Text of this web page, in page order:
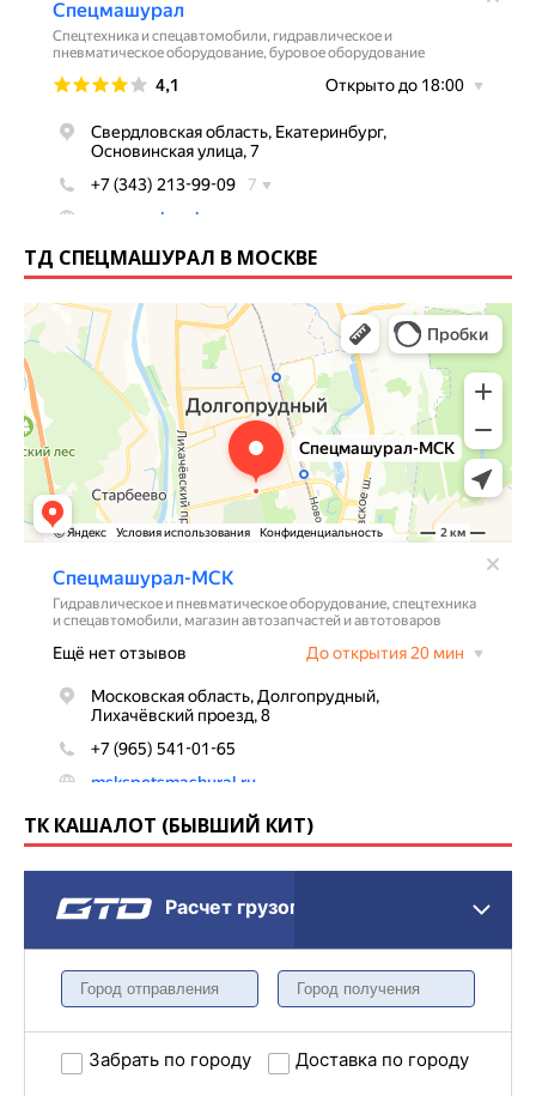
ТД СПЕЦМАШУРАЛ В МОСКВЕ
ТК КАШАЛОТ (БЫВШИЙ КИТ)
Расчет грузоперевозки
Забрать по городу Доставка по городу